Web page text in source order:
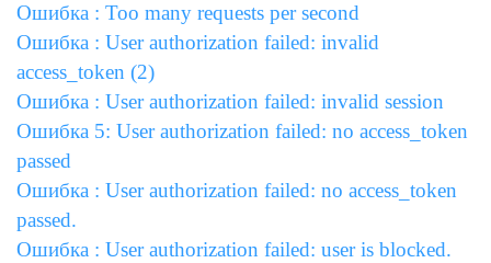
Ошибка : Too many requests per second
Ошибка : User authorization failed: invalid
access_token (2)
Ошибка : User authorization failed: invalid session
Ошибка 5: User authorization failed: no access_token
passed
Ошибка : User authorization failed: no access_token
passed.
Ошибка : User authorization failed: user is blocked.